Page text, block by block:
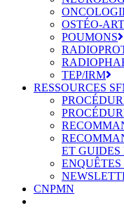
OSTÉO-
POUMONS
TEP/IRM
RESSOURCES
ET GUIDES
CNPMN